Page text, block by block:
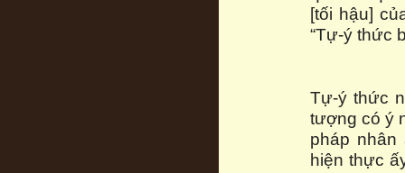
[tối hậu]
“Tự-ý thức
Tự-ý thức
tượng có ý
pháp
hiện thực